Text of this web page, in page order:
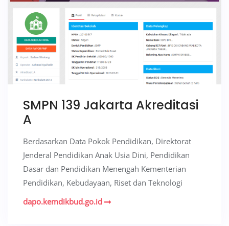
SMPN 139 Jakarta Akreditasi
A
Berdasarkan Data Pokok Pendidikan, Direktorat
Jenderal Pendidikan Anak Usia Dini, Pendidikan
Dasar dan Pendidikan Menengah Kementerian
Pendidikan, Kebudayaan, Riset dan Teknologi
dapo.kemdikbud.go.id